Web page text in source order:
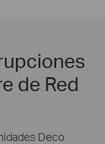
de Red
Deco